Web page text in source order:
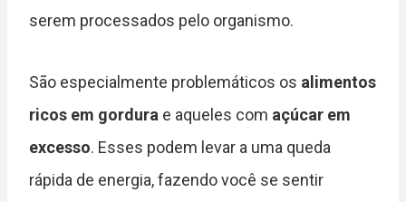
serem processados pelo organismo.
São especialmente problemáticos os alimentos
ricos em gordura e aqueles com açúcar em
excesso. Esses podem levar a uma queda
rápida de energia, fazendo você se sentir